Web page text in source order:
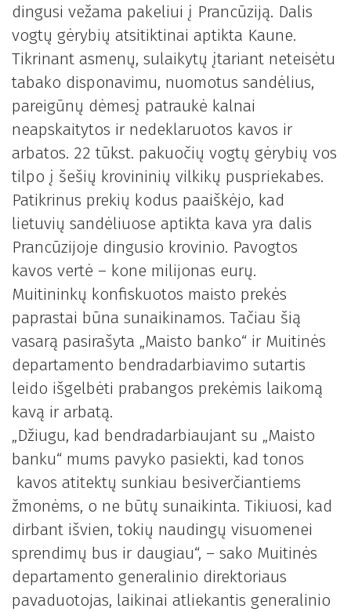
dingusi vežama pakeliui į Prancūziją. Dalis
vogtų gėrybių atsitiktinai aptikta Kaune.
Tikrinant asmenų, sulaikytų įtariant neteisėtu
tabako disponavimu, nuomotus sandėlius,
pareigūnų dėmesį patraukė kalnai
neapskaitytos ir nedeklaruotos kavos ir
arbatos. 22 tūkst. pakuočių vogtų gėrybių vos
tilpo į šešių krovininių vilkikų puspriekabes.
Patikrinus prekių kodus paaiškėjo, kad
lietuvių sandėliuose aptikta kava yra dalis
Prancūzijoje dingusio krovinio. Pavogtos
kavos vertė – kone milijonas eurų.
Muitininkų konfiskuotos maisto prekės
paprastai būna sunaikinamos. Tačiau šią
vasarą pasirašyta „Maisto banko“ ir Muitinės
departamento bendradarbiavimo sutartis
leido išgelbėti prabangos prekėmis laikomą
kavą ir arbatą.
„Džiugu, kad bendradarbiaujant su „Maisto
banku“ mums pavyko pasiekti, kad tonos
kavos atitektų sunkiau besiverčiantiems
žmonėms, o ne būtų sunaikinta. Tikiuosi, kad
dirbant išvien, tokių naudingų visuomenei
sprendimų bus ir daugiau“, – sako Muitinės
departamento generalinio direktoriaus
pavaduotojas, laikinai atliekantis generalinio